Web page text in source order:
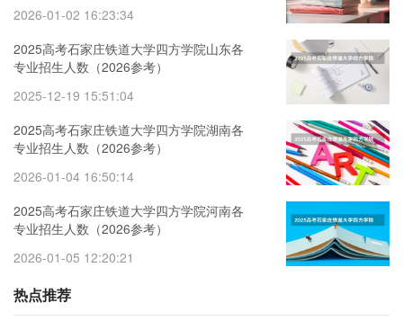
2026-01-02 16:23:34
2025高考石家庄铁道大学四方学院山东各
专业招生人数（2026参考）
2025-12-19 15:51:04
2025高考石家庄铁道大学四方学院湖南各
专业招生人数（2026参考）
2026-01-04 16:50:14
2025高考石家庄铁道大学四方学院河南各
专业招生人数（2026参考）
2026-01-05 12:20:21
热点推荐